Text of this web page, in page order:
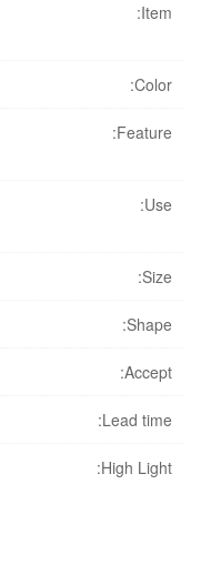
Item:
Color:
Feature:
Use:
Size:
Shape:
Accept:
Lead time:
High Light: